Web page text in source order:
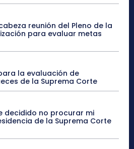
reunión del Pleno de la
para evaluar metas
la evaluación de
de la Suprema Corte
decidido no procurar mi
de la Suprema Corte